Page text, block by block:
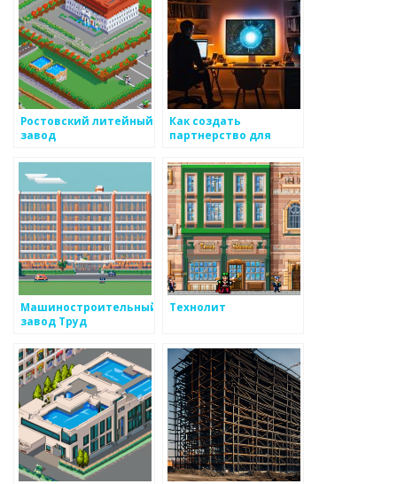
Ростовский литейный
завод
Как создать
партнерство для
поставок для
металоизделий
Машиностроительный
завод Труд
Технолит